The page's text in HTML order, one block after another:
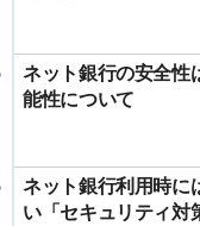
ネット銀行の安全性
能性について
ネット銀行利用時に
い「セキュリティ対